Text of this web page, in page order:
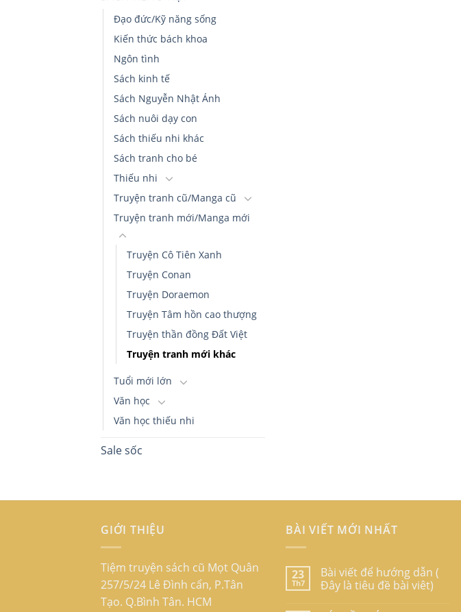
Đạo đức/Kỹ năng sống
Kiến thức bách khoa
Ngôn tình
Sách kinh tế
Sách Nguyễn Nhật Ánh
Sách nuôi dạy con
Sách thiếu nhi khác
Sách tranh cho bé
Thiếu nhi
Truyện tranh cũ/Manga cũ
Truyện tranh mới/Manga mới
Truyện Cô Tiên Xanh
Truyện Conan
Truyện Doraemon
Truyện Tâm hồn cao thượng
Truyện thần đồng Đất Việt
Truyện tranh mới khác
Tuổi mới lớn
Văn học
Văn học thiếu nhi
Sale sốc
GIỚI THIỆU
Tiệm truyện sách cũ Mọt Quân
257/5/24 Lê Đình cẩn, P.Tân
Tạo. Q.Bình Tân. HCM
BÀI VIẾT MỚI NHẤT
23
Th7
Bài viết để hướng dẫn (
Đây là tiêu đề bài viêt)